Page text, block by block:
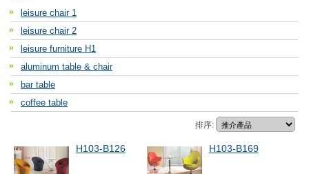
leisure chair 1
leisure chair 2
leisure furniture H1
aluminum table & chair
bar table
coffee table
排序:
H103-B126 H103-B169